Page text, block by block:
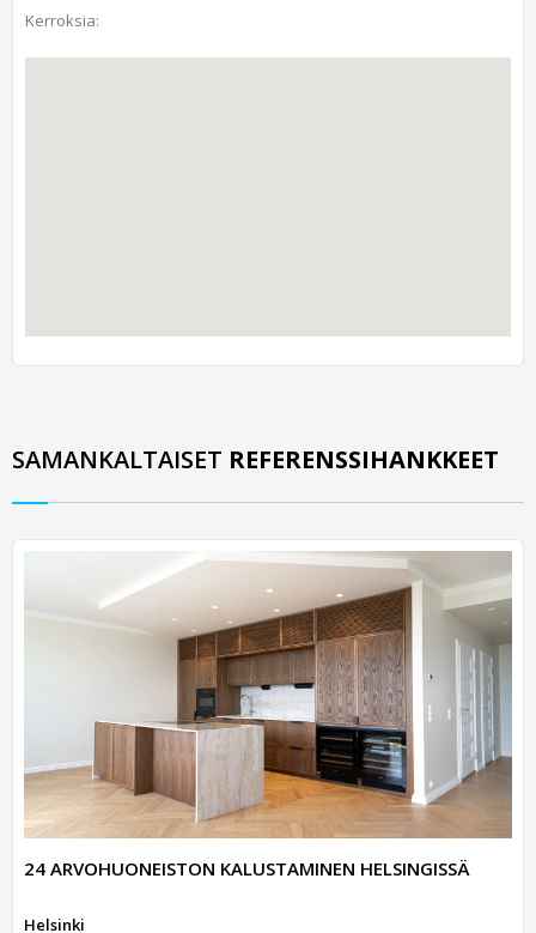
Kerroksia:
SAMANKALTAISET REFERENSSIHANKKEET
24 ARVOHUONEISTON KALUSTAMINEN HELSINGISSÄ
Helsinki